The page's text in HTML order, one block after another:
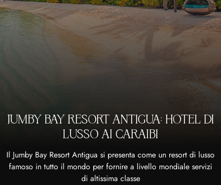
JUMBY BAY RESORT ANTIGUA: HOTEL DI
LUSSO AI CARAIBI
Il Jumby Bay Resort Antigua si presenta come un resort di lusso
famoso in tutto il mondo per fornire a livello mondiale servizi
di altissima classe